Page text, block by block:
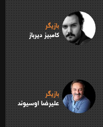
بازیگر
کامبیز دیرباز
بازیگر
علیرضا اوسیوند